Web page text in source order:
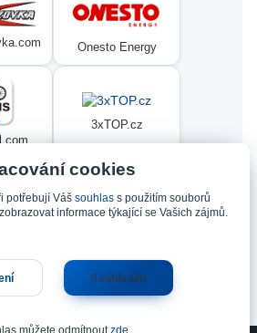
Onesto Energy
3xTOP.cz
Ninex.cz
cookies
potřebují Váš souhlass použitím souborů
informace týkající se Vašich zájmů.
Souhlasím
můžete odmítnoutzde